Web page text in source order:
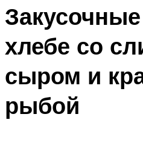
хлебе со
сыром и
рыбой